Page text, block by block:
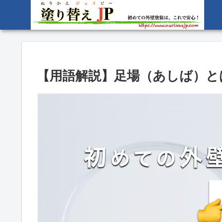
【用語解説】足場（あしば）